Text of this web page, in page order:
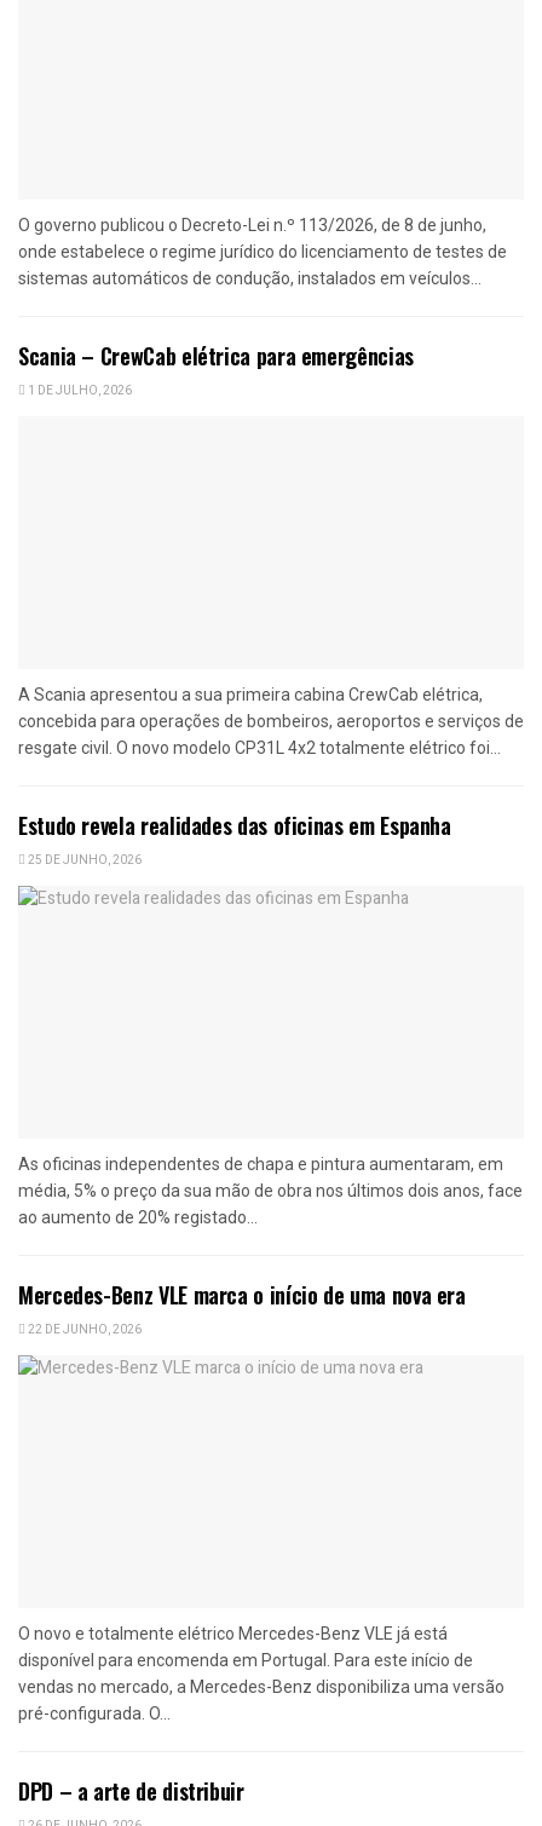
O governo publicou o Decreto-Lei n.º 113/2026, de 8 de junho,
onde estabelece o regime jurídico do licenciamento de testes de
sistemas automáticos de condução, instalados em veículos...
Scania – CrewCab elétrica para emergências
1 DE JULHO, 2026
A Scania apresentou a sua primeira cabina CrewCab elétrica,
concebida para operações de bombeiros, aeroportos e serviços de
resgate civil. O novo modelo CP31L 4x2 totalmente elétrico foi...
Estudo revela realidades das oficinas em Espanha
25 DE JUNHO, 2026
As oficinas independentes de chapa e pintura aumentaram, em
média, 5% o preço da sua mão de obra nos últimos dois anos, face
ao aumento de 20% registado...
Mercedes-Benz VLE marca o início de uma nova era
22 DE JUNHO, 2026
O novo e totalmente elétrico Mercedes-Benz VLE já está
disponível para encomenda em Portugal. Para este início de
vendas no mercado, a Mercedes-Benz disponibiliza uma versão
pré-configurada. O...
DPD – a arte de distribuir